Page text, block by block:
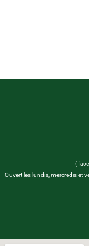
(
Ouvert les lundis, mercredis et